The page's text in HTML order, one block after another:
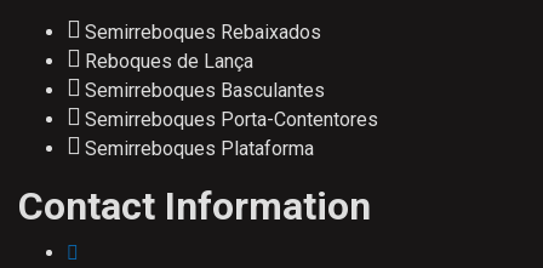
Semirreboques Rebaixados
Reboques de Lança
Semirreboques Basculantes
Semirreboques Porta-Contentores
Semirreboques Plataforma
Contact Information